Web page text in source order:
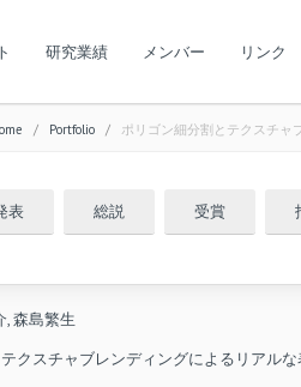
研究業績 メンバー リンク
/ Portfolio / ポリゴン細分割とテクスチャ
表 総説 受賞
, 森島繁生
クスチャブレンディングによるリアルな